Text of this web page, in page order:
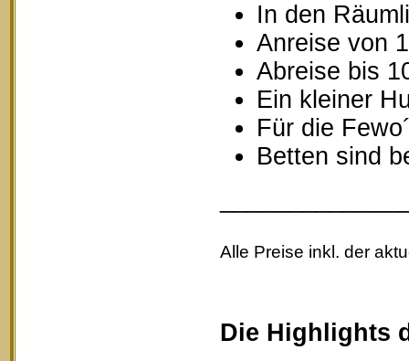
In den
Anreise von
Abreise bis
Ein kleiner
Für die
Betten sind
Alle Preise inkl. der
Die Highlights